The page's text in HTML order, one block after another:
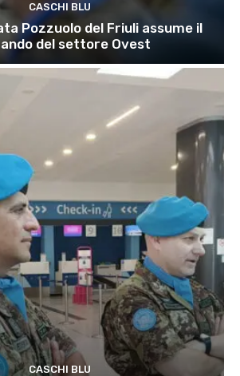
CASCHI BLU
Pozzuolo del Friuli assume il
del settore Ovest
CASCHI BLU